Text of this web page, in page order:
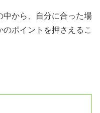
中から、自分に合った場
ポイントを押さえるこ